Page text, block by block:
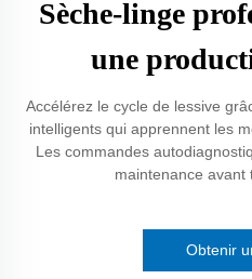
Sèche-linge
une
Accélérez le cycle de lessive
intelligents qui apprennent les
Les commandes
maintenance avant
Obtenir